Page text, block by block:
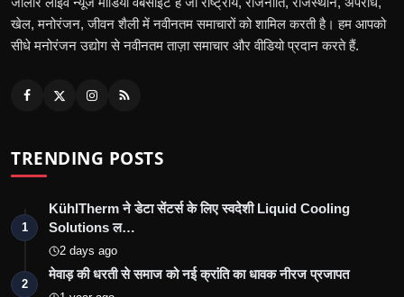
खेल, मनोरंजन, जीवन शैली में नवीनतम समाचारों को शामिल करती है। हम आपको
सीधे मनोरंजन उद्योग से नवीनतम ताज़ा समाचार और वीडियो प्रदान करते हैं.
TRENDING POSTS
1
KühlTherm ने डेटा सेंटर्स के लिए स्वदेशी Liquid Cooling
Solutions ल…
2 days ago
2
मेवाड़ की धरती से समाज को नई क्रांति का धावक नीरज प्रजापत